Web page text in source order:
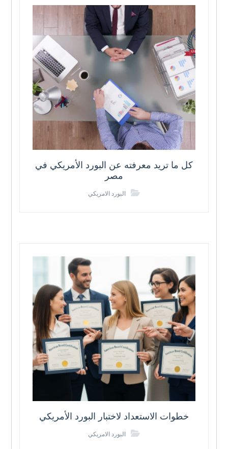
كل ما تريد معرفته عن البورد الأمريكي في
مصر
البورد الامريكي
خطوات الاستعداد لاختبار البورد الأمريكي
البورد الامريكي